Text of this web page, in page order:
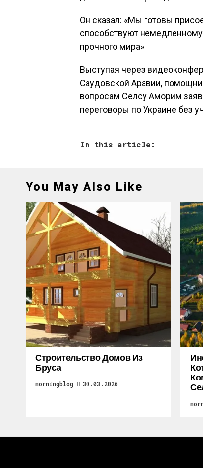
Он сказал: «Мы готовы
способствуют
прочного мира».
Выступая через
Саудовской Аравии,
вопросам Селсу Аморим
переговоры по Украине без
In this article:
You May Also Like
Строительство Домов Из
Бруса
morningblog 30.03.2026